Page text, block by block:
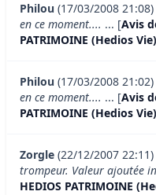
Philou (17/03/2008 21:08)
en ce moment.... ... [Avis
PATRIMOINE (Hedios Vie)
Philou (17/03/2008 21:02)
en ce moment.... ... [Avis
PATRIMOINE (Hedios Vie)
Zorgle (22/12/2007 22:11)
trompeur. Valeur ajoutée
HEDIOS PATRIMOINE